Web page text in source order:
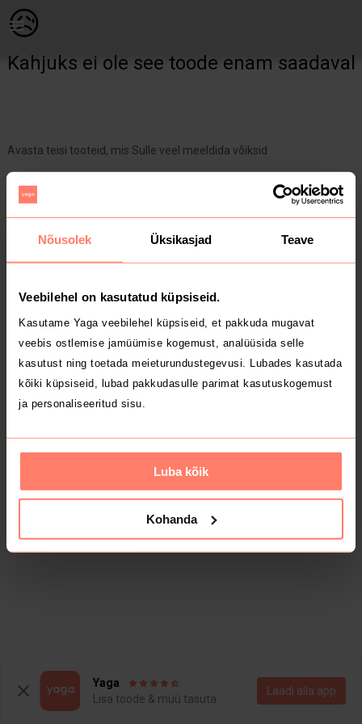
Nõusolek Üksikasjad Teave
Veebilehel on kasutatud küpsiseid.
Kasutame Yaga veebilehel küpsiseid, et pakkuda mugavat
veebis ostlemise jamüümise kogemust, analüüsida selle
kasutust ning toetada meieturundustegevusi. Lubades kasutada
kõiki küpsiseid, lubad pakkudasulle parimat kasutuskogemust
ja personaliseeritud sisu.
Luba kõik
Kohanda
😥
Kahjuks ei ole see toode enam saadaval
Avasta teisi tooteid, mis Sulle veel meeldida võiksid
Yaga
Lisa toode & müü tasuta
Laadi alla äpp